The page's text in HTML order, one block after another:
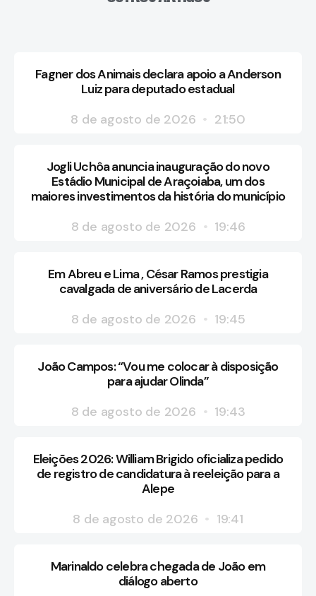
Fagner dos Animais declara apoio a Anderson
Luiz para deputado estadual
8 de agosto de 2026
21:50
Jogli Uchôa anuncia inauguração do novo
Estádio Municipal de Araçoiaba, um dos
maiores investimentos da história do município
8 de agosto de 2026
19:46
Em Abreu e Lima , César Ramos prestigia
cavalgada de aniversário de Lacerda
8 de agosto de 2026
19:45
João Campos: “Vou me colocar à disposição
para ajudar Olinda”
8 de agosto de 2026
19:43
Eleições 2026: William Brigido oficializa pedido
de registro de candidatura à reeleição para a
Alepe
8 de agosto de 2026
19:41
Marinaldo celebra chegada de João em
diálogo aberto